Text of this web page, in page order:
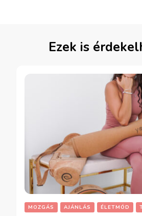
Ezek is
MOZGÁS AJÁNLÁS ÉLETMÓD